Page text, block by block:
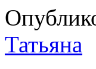
Татьяна